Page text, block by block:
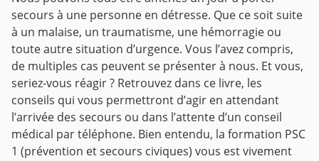
secours à une personne en détresse. Que ce soit suite
à un malaise, un traumatisme, une hémorragie ou
toute autre situation d’urgence. Vous l’avez compris,
de multiples cas peuvent se présenter à nous. Et vous,
seriez-vous réagir ? Retrouvez dans ce livre, les
conseils qui vous permettront d’agir en attendant
l’arrivée des secours ou dans l’attente d’un conseil
médical par téléphone. Bien entendu, la formation PSC
1 (prévention et secours civiques) vous est vivement